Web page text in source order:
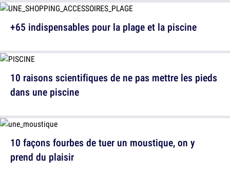
+65 indispensables pour la plage et la piscine
10 façons fourbes de tuer un moustique, on y
prend du plaisir
10 raisons scientifiques de ne pas mettre les pieds
dans une piscine